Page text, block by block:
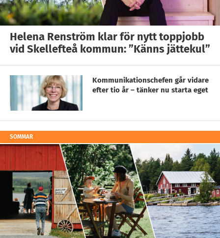
Helena Renström klar för nytt toppjobb
vid Skellefteå kommun: ”Känns jättekul”
Kommunikationschefen går vidare
efter tio år – tänker nu starta eget
SOMMAR